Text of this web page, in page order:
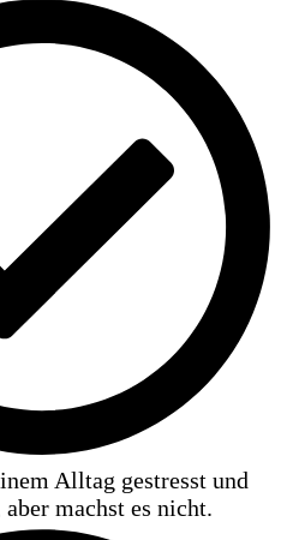
Alltag gestresst und
machst es nicht.